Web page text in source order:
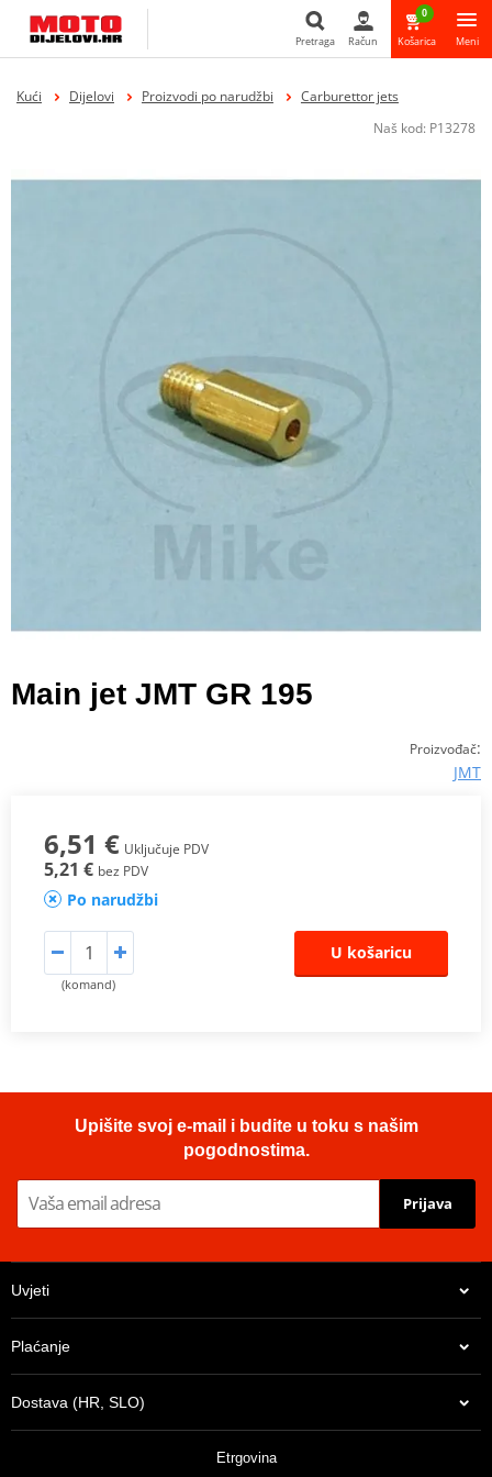
Pretraga
Pretraga Račun
0
Košarica Meni
Kući Dijelovi Proizvodi po narudžbi
Carburettor jets
Naš kod: P13278
Main jet JMT GR 195
Proizvođač:
JMT
6,51 € Uključuje PDV
5,21 € bez PDV
Po narudžbi
(komand)
U košaricu
Upišite svoj e-mail i budite u toku s našim
pogodnostima.
Prijava
Uvjeti
Plaćanje
Dostava (HR, SLO)
Etrgovina